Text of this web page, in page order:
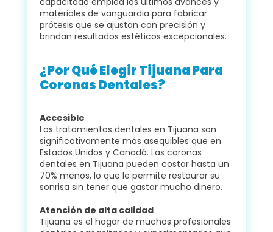
materiales de vanguardia para fabricar
prótesis que se ajustan con precisión y
brindan resultados estéticos excepcionales.
¿Por Qué Elegir Tijuana Para
Coronas Dentales?
Accesible
Los tratamientos dentales en Tijuana son
significativamente más asequibles que en
Estados Unidos y Canadá. Las coronas
dentales en Tijuana pueden costar hasta un
70% menos, lo que le permite restaurar su
sonrisa sin tener que gastar mucho dinero.
Atención de alta calidad
Tijuana es el hogar de muchos profesionales